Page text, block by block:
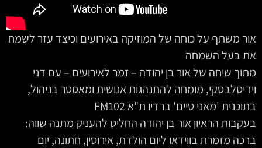
אור משתף על כוחה של המוזיקה באירועים וכיצד עזר לשמח
את בעל השמחה
מתוך שיחה של אור בן יהודה – זמר לאירועים – עם דני
וידיסלבסקי, מומחה להתנהגות אנושית ומאסטר בניהול,
בתוכנית 'מאני טיים' ברדיו ת"א FM102
בעקבות הראיון אור בן יהודה החליט להעניק מתנה שווה:
ברכה מזמרת בווידאו ליום הולדת, אירוסין, חתונה, יום